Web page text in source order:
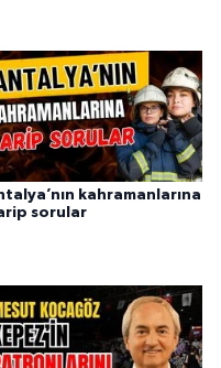
kahramanlarına
sorular